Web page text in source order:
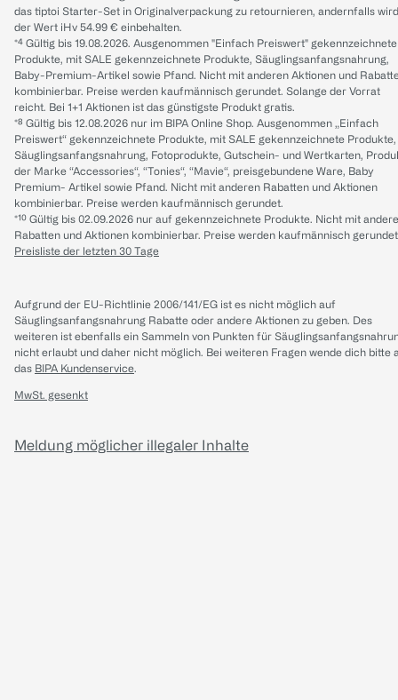
das tiptoi Starter-Set in Originalverpackung zu retournieren, andernfalls wird
der Wert iHv 54.99 € einbehalten.
*⁴ Gültig bis 19.08.2026. Ausgenommen "Einfach Preiswert" gekennzeichnete
Produkte, mit SALE gekennzeichnete Produkte, Säuglingsanfangsnahrung,
Baby-Premium-Artikel sowie Pfand. Nicht mit anderen Aktionen und
kombinierbar. Preise werden kaufmännisch gerundet. Solange der Vorrat
reicht. Bei 1+1 Aktionen ist das günstigste Produkt gratis.
*⁸ Gültig bis 12.08.2026 nur im BIPA Online Shop. Ausgenommen „Einfach
Preiswert“ gekennzeichnete Produkte, mit SALE gekennzeichnete Produkte,
Säuglingsanfangsnahrung, Fotoprodukte, Gutschein- und Wertkarten,
der Marke “Accessories“, “Tonies“, “Mavie“, preisgebundene Ware, Baby
Premium- Artikel sowie Pfand. Nicht mit anderen Rabatten und Aktionen
kombinierbar. Preise werden kaufmännisch gerundet.
*¹⁰ Gültig bis 02.09.2026 nur auf gekennzeichnete Produkte. Nicht mit
Rabatten und Aktionen kombinierbar. Preise werden kaufmännisch
Preisliste der letzten 30 Tage
Aufgrund der EU-Richtlinie 2006/141/EG ist es nicht möglich auf
Säuglingsanfangsnahrung Rabatte oder andere Aktionen zu geben. Des
weiteren ist ebenfalls ein Sammeln von Punkten für
nicht erlaubt und daher nicht möglich. Bei weiteren Fragen wende dich bitte
das BIPA Kundenservice.
MwSt. gesenkt
Meldung möglicher illegaler Inhalte